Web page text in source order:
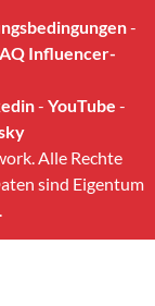
-
Influencer-
- YouTube -
Alle Rechte
sind Eigentum